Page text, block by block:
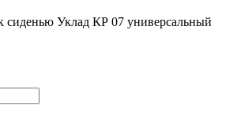
сиденью Уклад КР 07 универсальный